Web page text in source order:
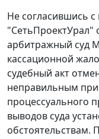
Не согласившись с
"СетьПроектУрал"
арбитражный суд
кассационной
судебный акт
неправильным
процессуального
выводов суда
обстоятельствам.